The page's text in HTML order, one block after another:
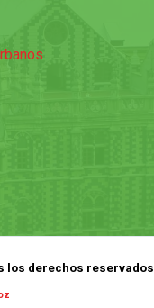
los derechos reservados